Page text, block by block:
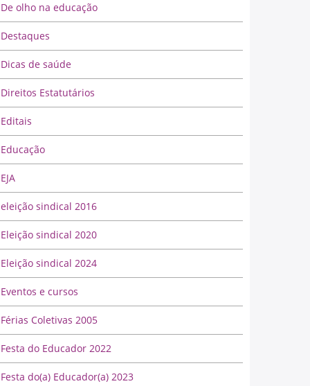
De olho na educação
Destaques
Dicas de saúde
Direitos Estatutários
Editais
Educação
EJA
eleição sindical 2016
Eleição sindical 2020
Eleição sindical 2024
Eventos e cursos
Férias Coletivas 2005
Festa do Educador 2022
Festa do(a) Educador(a) 2023